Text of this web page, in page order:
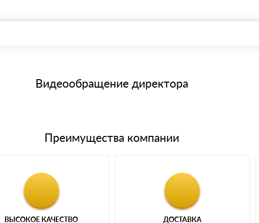
через системы электронных платежей.
банковским картам
материала после проверки качества и количества заказанного материала.
Видеообращение директора
Преимущества компании
ВЫСОКОЕ КАЧЕСТВО ДОСТАВКА